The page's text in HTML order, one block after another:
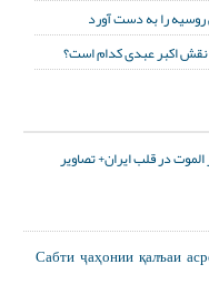
روسیه را به دست آورد
در قلب ایران+ تصاویر
Сабти ҷаҳонии қалъаи